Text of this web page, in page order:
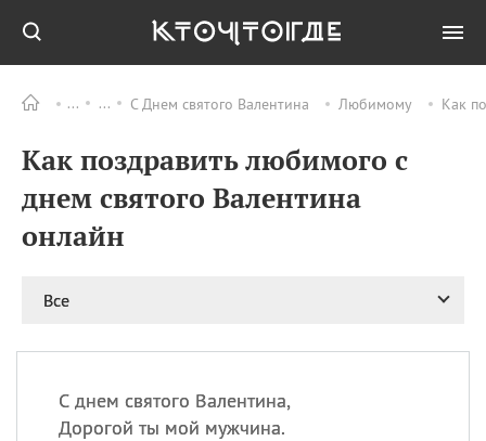
С Днем святого Валентина Любимому Как
Как поздравить любимого с
днем святого Валентина
онлайн
Все
С днем святого Валентина,
Дорогой ты мой мужчина.
ПРАЗДНИКИ Все
09.08 День памяти жертв
бомбардировки
09.08 День Дымняшки
(Smokey Bear Day)